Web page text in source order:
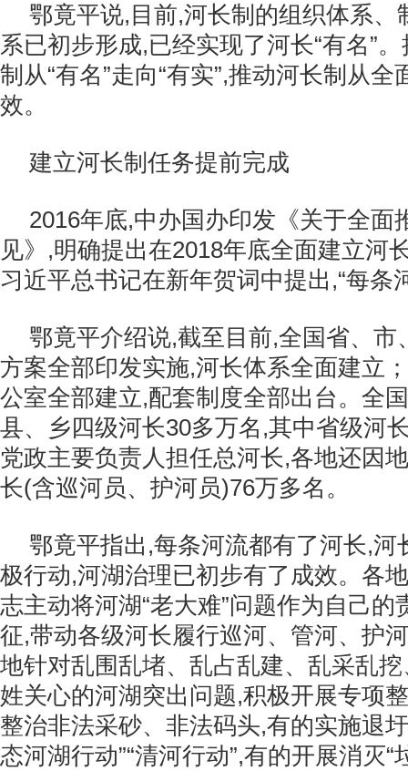
鄂竟平说,目前,河长制的组织体系、
系已初步形成,已经实现了河长“有名”
制从“有名”走向“有实”,推动河长制从
效。
建立河长制任务提前完成
2016年底,中办国办印发《关于全面
见》,明确提出在2018年底全面建立河
习近平总书记在新年贺词中提出,“每条
鄂竟平介绍说,截至目前,全国省、市
方案全部印发实施,河长体系全面建立
公室全部建立,配套制度全部出台。全
县、乡四级河长30多万名,其中省级河
党政主要负责人担任总河长,各地还因
长(含巡河员、护河员)76万多名。
鄂竟平指出,每条河流都有了河长,河
极行动,河湖治理已初步有了成效。各
志主动将河湖“老大难”问题作为自己的
征,带动各级河长履行巡河、管河、护
地针对乱围乱堵、乱占乱建、乱采乱
姓关心的河湖突出问题,积极开展专项
整治非法采砂、非法码头,有的实施退
态河湖行动”“清河行动”,有的开展消灭“